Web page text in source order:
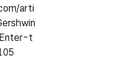
arti
t